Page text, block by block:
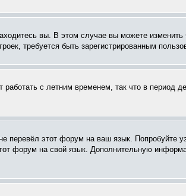
вы. В этом случае вы можете изменить
требуется быть зарегистрированным
с летним временем, так что в период
перевёл этот форум на ваш язык. Попробуйте
форум на свой язык. Дополнительную